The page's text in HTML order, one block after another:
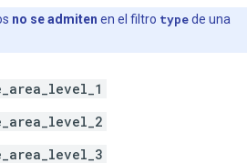
no se admiten en el filtro typede una